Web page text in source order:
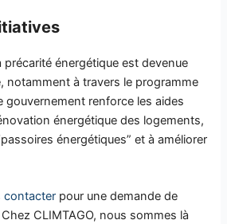
précarité énergétique est devenue
notamment à travers le programme
gouvernement renforce les aides
énergétique des logements,
énergétiques” et à améliorer
contacter pour une demande de
CLIMTAGO, nous sommes là